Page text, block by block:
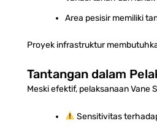
Area pesisir memiliki
Proyek infrastruktur
Tantangan dalam
Meski efektif, pelaksanaan Vane
Sensitivitas